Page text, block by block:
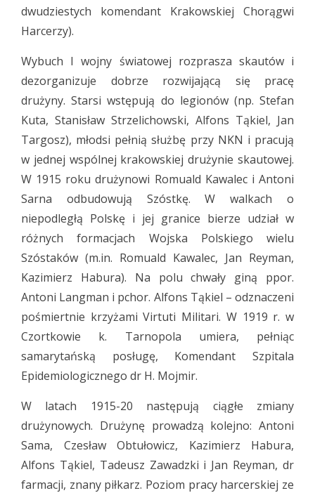
dwudziestych komendant Krakowskiej Chorągwi
Harcerzy).
Wybuch I wojny światowej rozprasza skautów i
dezorganizuje dobrze rozwijającą się pracę
drużyny. Starsi wstępują do legionów (np. Stefan
Kuta, Stanisław Strzelichowski, Alfons Tąkiel, Jan
Targosz), młodsi pełnią służbę przy NKN i pracują
w jednej wspólnej krakowskiej drużynie skautowej.
W 1915 roku drużynowi Romuald Kawalec i Antoni
Sarna odbudowują Szóstkę. W walkach o
niepodległą Polskę i jej granice bierze udział w
różnych formacjach Wojska Polskiego wielu
Szóstaków (m.in. Romuald Kawalec, Jan Reyman,
Kazimierz Habura). Na polu chwały giną ppor.
Antoni Langman i pchor. Alfons Tąkiel – odznaczeni
pośmiertnie krzyżami Virtuti Militari. W 1919 r. w
Czortkowie k. Tarnopola umiera, pełniąc
samarytańską posługę, Komendant Szpitala
Epidemiologicznego dr H. Mojmir.
W latach 1915-20 następują ciągłe zmiany
drużynowych. Drużynę prowadzą kolejno: Antoni
Sama, Czesław Obtułowicz, Kazimierz Habura,
Alfons Tąkiel, Tadeusz Zawadzki i Jan Reyman, dr
farmacji, znany piłkarz. Poziom pracy harcerskiej ze